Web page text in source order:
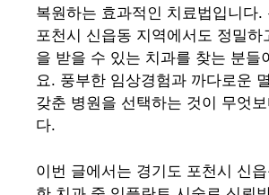
복원하는 효과적인 치료법입니다.
포천시 신읍동 지역에서도 정밀하
을 받을 수 있는 치과를 찾는 분들
요. 풍부한 임상경험과 까다로운
갖춘 병원을 선택하는 것이 무엇
다.
이번 글에서는 경기도 포천시 신